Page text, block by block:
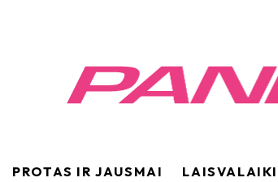
PROTAS IR JAUSMAI